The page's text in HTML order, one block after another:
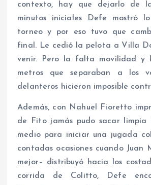
contexto, hay que dejarlo de
minutos iniciales Defe mostró
torneo y por eso tuvo que
final. Le cedió la pelota a Villa
venir. Pero la falta movilidad y
metros que separaban a los
delanteros hicieron imposible
Además, con Nahuel Fioretto
de Fito jamás pudo sacar
medio para iniciar una jugada
contadas ocasiones cuando Juan
mejor– distribuyó hacia los
corrida de Colitto, Defe